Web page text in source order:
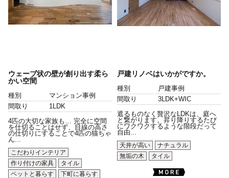
ウェーブ状の壁が創り出す柔ら
かい空間
種別
マンション事例
間取り
1LDK
4匹の大切な家族も… 完全に空間
を仕切ることはせず、目線の高さ
の仕切りにすることで4匹の猫ちゃ
ん...
こだわりインテリア
作り付けの家具
タイル
ペットと暮らす
下町に暮らす
戸建リノベはいかがですか。
種別
戸建事例
間取り
3LDK+WIC
遮るものなく贅沢なLDKは、庭へ
と繋がります。昇り降りするたび
にワクワクするような階段だって
自由...
天井が高い
ナチュラル
無垢の木
タイル